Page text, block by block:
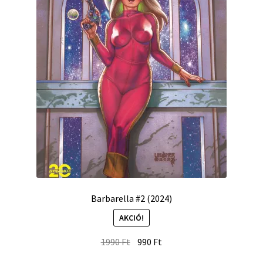
Barbarella #2 (2024)
AKCIÓ!
1990Ft 990 Ft